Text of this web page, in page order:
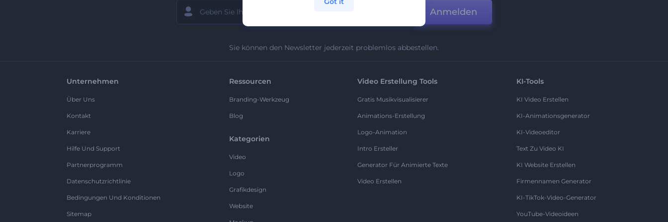
Anmelden
Sie können den Newsletter jederzeit problemlos abbestellen.
Unternehmen
Über Uns
Kontakt
Karriere
Hilfe Und Support
Partnerprogramm
Datenschutzrichtlinie
Bedingungen Und Konditionen
Sitemap
Ressourcen
Branding-Werkzeug
Blog
Kategorien
Video
Logo
Grafikdesign
Website
Video Erstellung Tools
Gratis Musikvisualisierer
Animations-Erstellung
Logo-Animation
Intro Ersteller
Generator Für Animierte Texte
Video Erstellen
KI-Tools
KI Video Erstellen
KI-Animationsgenerator
KI-Videoeditor
Text Zu Video KI
KI Website Erstellen
Firmennamen Generator
KI-TikTok-Video-Generator
YouTube-Videoideen